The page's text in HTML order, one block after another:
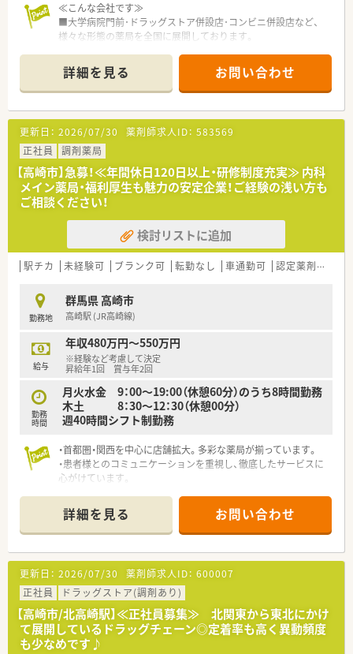
携などスキルアップのための教育研修やサポートシステムを用
意しています。
＜安定経営が強みの企業です！＞
■売上比：小売47.8％、雑貨28.0％、化粧品7.1％、医薬品17.1％
と生活用品の売上が大きく安定した経営が実現できておりま
す。
■診療報酬の改定など年々調剤薬局の収益は厳しい見通しとな
る中で、その他部門で安定収益を得られることはカワチ薬品の強
みとなります。
＜こんな企業です＞
■カワチ薬品は東日本を中心にドラッグストア355店（内調剤併
設型132店）を展開しています。
■「顧客第一主義」を掲げ、お客様に必要とされる店舗を追究し
ており品揃え数も業界随一です。
■「地域の人々の健康を支えたい」という思いを大事にされてい
る方、ぜひご応募ください。
≪こんな会社です≫
■大学病院門前･ドラッグストア併設店･コンビニ併設店など、
様々な形態の薬局を全国に展開しております。
■4つの勤務コースから、ライフスタイルに合わせて選択する事
ができます。
■健康サポート薬局を約1割の店舗で取得しており、大手の中で
もトップクラスの取得率です。
≪職場環境≫
■患者さま一人ひとりとしっかり向きあって服薬指導をしたい
という現場の想いと、立ち仕事が多い薬剤師の身体の負担を減ら
したいという会社の想いから「座りカウンター」を積極的に導入
しています。
■最新の監査システムを導入しており、薬剤師の皆さんが安心し
て調剤が出来る環境が整っています。
≪成長できる環境≫
■在宅の実施率は90%！
し医療機関との連携を深めてます。薬剤師一人あたりの処方箋
処理枚数が少なく、バランス良く業務をこなす事が可能です。
■「機能性のあるアロマ」や「医療用サプリメント」を活用した予
防医療にも携わる事が可能です。
■より高度な知識を学びたい方という方には、大学病院の敷地内
へも薬局を出店しており、病院と連携し病院研修を実施しており
「外来がん治療認定薬剤師」をはじめとする資格・専門性を身に
つける事ができる様にサポートしてくれます。
■キャリアアップについても個人の志向に合わせて、マネジメン
トとスペシャリスト（専門性を極める）2つコースが用意されてい
≪手厚い福利厚生≫
■薬剤師資格以外の資格に対しても手当を支給しております（ア
■病気やケガなどで働けないときの生活費をサポート「LTD（保
険）」に会社が加入してくれます。
■住宅手当20,000～40,000円あり（要件あり）
復帰出来る環境づくりに努めています。
詳細を見る お問い合わせ
更新日： 2026/07/30 薬剤師求人ID： 583569
正社員
調剤薬局
【高崎市】急募！≪年間休日120日以上・研修制度充実≫ 内科
メイン薬局・福利厚生も魅力の安定企業！ご経験の浅い方も
ご相談ください！
検討リストに追加
駅チカ 未経験可 ブランク可 転勤なし 車通勤可 認定薬剤師取得支援あり
勤務地
群馬県 高崎市
高崎駅 (JR高崎線)
給与
年収480万円～550万円
※経験など考慮して決定
昇給年1回 賞与年2回
勤務
時間
月火水金 9：00～19:00（休憩60分）のうち8時間勤務
木土 8：30～12：30（休憩00分）
週40時間シフト制勤務
・首都圏・関西を中心に店舗拡大。多彩な薬局が揃っています。
・患者様とのコミュニケーションを重視し、徹底したサービスに
心がけています。
す。
・「育児・介護休業制度」に加えて、「育児・介護短時間勤務制度」も
あります。
・大手薬局ですので、教育・研修制度など福利厚生も充実していま
す。
■この求人は大手薬局求人特集に掲載中です■
詳細を見る お問い合わせ
更新日： 2026/07/30 薬剤師求人ID： 600007
正社員
ドラッグストア(調剤あり)
【高崎市/北高崎駅】≪正社員募集≫ 北関東から東北にかけ
て展開しているドラッグチェーン◎定着率も高く異動頻度
も少なめです♪